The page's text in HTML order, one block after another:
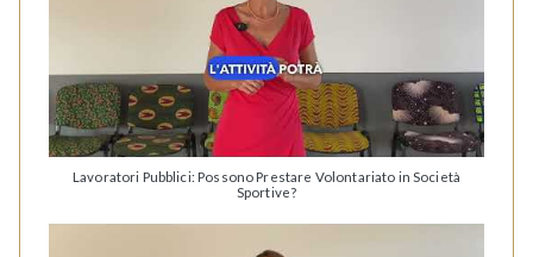
Lavoratori Pubblici: Possono Prestare Volontariato in Società
Sportive?